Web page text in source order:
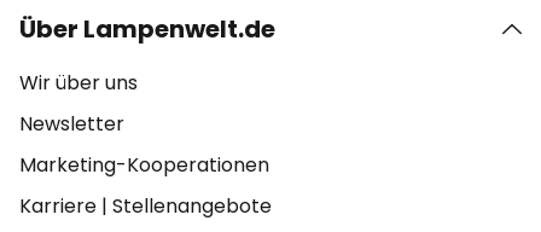
Über Lampenwelt.de
Wir über uns
Newsletter
Marketing-Kooperationen
Karriere | Stellenangebote